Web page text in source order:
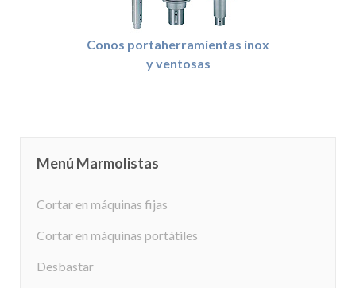
Conos portaherramientas inox
y ventosas
Menú Marmolistas
Cortar en máquinas fijas
Cortar en máquinas portátiles
Desbastar